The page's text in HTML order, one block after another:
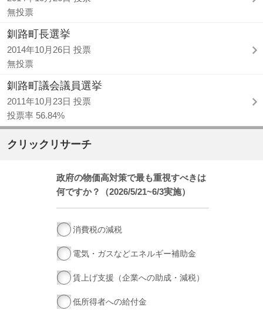
無投票
釧路町長選挙
2014年10月26日 投票
無投票
釧路町議会議員選挙
2011年10月23日 投票
投票率 56.84%
クリックリサーチ
政府の物価高対策で最も重視すべきは
何ですか？（2026/5/21~6/3実施）
消費税の減税
電気・ガスなどエネルギー補助金
賃上げ支援（企業への助成・減税）
低所得者への給付金